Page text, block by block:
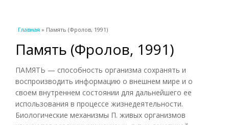
Вы здесь
Главная » Память (Фролов, 1991)
Память (Фролов, 1991)
ПАМЯТЬ — способность организма сохранять и
воспроизводить информацию о внешнем мире и о
своем внутреннем состоянии для дальнейшего ее
использования в процессе жизнедеятельности.
Биологические механизмы П. живых организмов